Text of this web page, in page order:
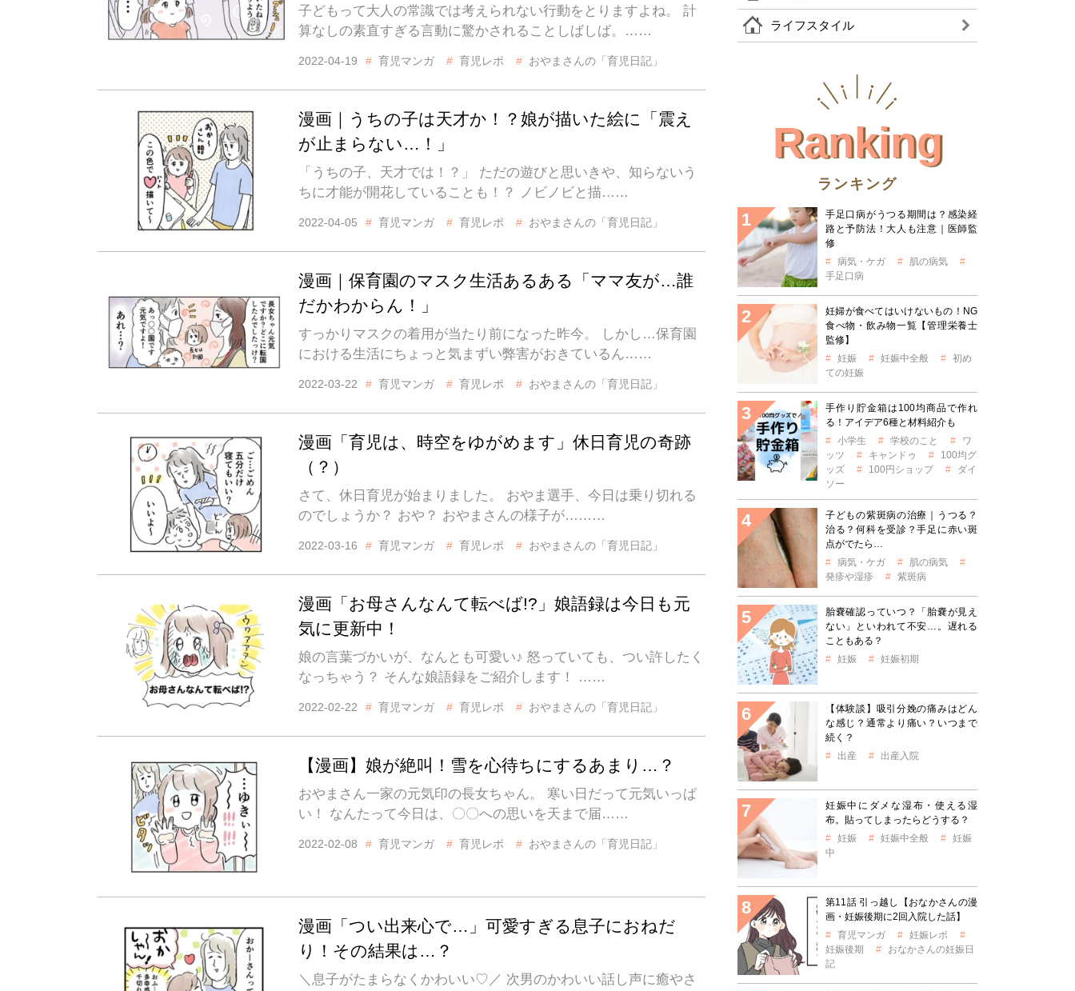
子どもって大人の常識では考えられない行動をとりますよね。 計
算なしの素直すぎる言動に驚かされることしばしば。……
2022-04-19 育児マンガ 育児レポ おやまさんの「育児日記」
漫画｜うちの子は天才か！？娘が描いた絵に「震え
が止まらない…！」
「うちの子、天才では！？」 ただの遊びと思いきや、知らないう
ちに才能が開花していることも！？ ノビノビと描……
2022-04-05 育児マンガ 育児レポ おやまさんの「育児日記」
漫画｜保育園のマスク生活あるある「ママ友が…誰
だかわからん！」
すっかりマスクの着用が当たり前になった昨今。 しかし…保育園
における生活にちょっと気まずい弊害がおきているん……
2022-03-22 育児マンガ 育児レポ おやまさんの「育児日記」
漫画「育児は、時空をゆがめます」休日育児の奇跡
（？）
さて、休日育児が始まりました。 おやま選手、今日は乗り切れる
のでしょうか？ おや？ おやまさんの様子が………
2022-03-16 育児マンガ 育児レポ おやまさんの「育児日記」
漫画「お母さんなんて転べば!?」娘語録は今日も元
気に更新中！
娘の言葉づかいが、なんとも可愛い♪ 怒っていても、つい許したく
なっちゃう？ そんな娘語録をご紹介します！ ……
2022-02-22 育児マンガ 育児レポ おやまさんの「育児日記」
【漫画】娘が絶叫！雪を心待ちにするあまり…？
おやまさん一家の元気印の長女ちゃん。 寒い日だって元気いっぱ
い！ なんたって今日は、〇〇への思いを天まで届……
2022-02-08 育児マンガ 育児レポ おやまさんの「育児日記」
漫画「つい出来心で…」可愛すぎる息子におねだ
り！その結果は…？
＼息子がたまらなくかわいい♡／ 次男のかわいい話し声に癒やさ
ライフスタイル
Ranking
ランキング
手足口病がうつる期間は？感染経
路と予防法！大人も注意｜医師監
修
病気・ケガ
肌の病気
手足口病
妊婦が食べてはいけないもの！NG
食べ物・飲み物一覧【管理栄養士
監修】
妊娠
妊娠中全般
初め
ての妊娠
手作り貯金箱は100均商品で作れ
る！アイデア6種と材料紹介も
小学生
学校のこと
ワ
ッツ
キャンドゥ
100均グ
ッズ
100円ショップ
ダイ
ソー
子どもの紫斑病の治療｜うつる？
治る？何科を受診？手足に赤い斑
点がでたら…
病気・ケガ
肌の病気
発疹や湿疹
紫斑病
胎嚢確認っていつ？「胎嚢が見え
ない」といわれて不安…。遅れる
こともある？
妊娠
妊娠初期
【体験談】吸引分娩の痛みはどん
な感じ？通常より痛い？いつまで
続く？
出産
出産入院
妊娠中にダメな湿布・使える湿
布。貼ってしまったらどうする？
妊娠
妊娠中全般
妊娠
中
第11話 引っ越し【おなかさんの漫
画・妊娠後期に2回入院した話】
育児マンガ
妊娠レポ
妊娠後期
おなかさんの妊娠日
記